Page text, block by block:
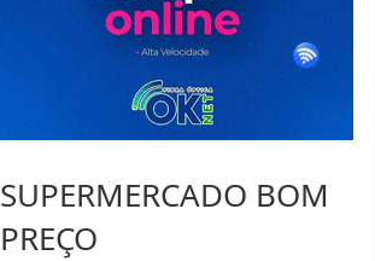
SUPERMERCADO BOM
PREÇO